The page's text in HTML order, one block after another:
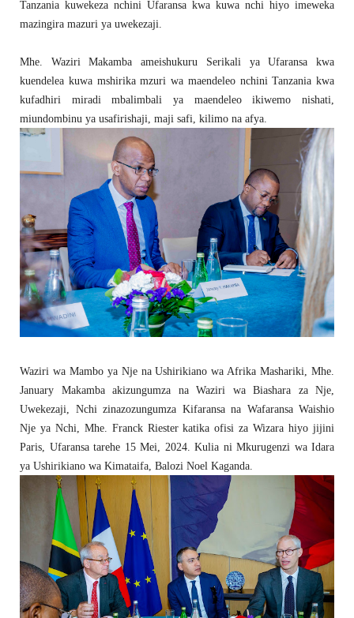
Tanzania kuwekeza nchini Ufaransa kwa kuwa nchi hiyo imeweka
mazingira mazuri ya uwekezaji.
Mhe. Waziri Makamba ameishukuru Serikali ya Ufaransa kwa
kuendelea kuwa mshirika mzuri wa maendeleo nchini Tanzania kwa
kufadhiri miradi mbalimbali ya maendeleo ikiwemo nishati,
miundombinu ya usafirishaji, maji safi, kilimo na afya.
Waziri wa Mambo ya Nje na Ushirikiano wa Afrika Mashariki, Mhe.
January Makamba akizungumza na Waziri wa Biashara za Nje,
Uwekezaji, Nchi zinazozungumza Kifaransa na Wafaransa Waishio
Nje ya Nchi, Mhe. Franck Riester katika ofisi za Wizara hiyo jijini
Paris, Ufaransa tarehe 15 Mei, 2024. Kulia ni Mkurugenzi wa Idara
ya Ushirikiano wa Kimataifa, Balozi Noel Kaganda.